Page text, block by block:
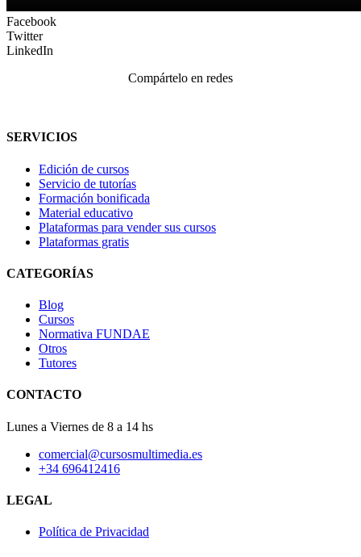
Facebook
Twitter
LinkedIn
Compártelo en redes
SERVICIOS
Edición de cursos
Servicio de tutorías
Formación bonificada
Material educativo
Plataformas para vender sus cursos
Plataformas gratis
CATEGORÍAS
Blog
Cursos
Normativa FUNDAE
Otros
Tutores
CONTACTO
Lunes a Viernes de 8 a 14 hs
comercial@cursosmultimedia.es
+34 696412416
LEGAL
Política de Privacidad